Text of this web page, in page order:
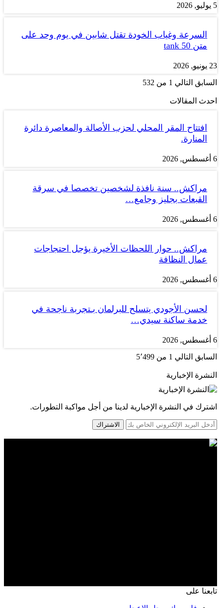
5 يوليو, 2026
السرعة وغياب الخودة تقتل شابين في يوم وحد على
متن tank 50
23 يونيو, 2026
السابق التالي 1 من 532
احدث المقالات
افتتاح المقر المحلي لحزب الأصالة والمعاصرة دائرة
المنارة.
6 أغسطس, 2026
مراكش.. سنة نافذة لشخصين تخصصا في سرقة
القبعات بجليز وجامع…
6 أغسطس, 2026
مراكش.. حوار اللحظات الأخيرة يؤجل احتجاجات
عمال النظافة
6 أغسطس, 2026
لحسن الأجودي يتسلح للبرلمان بـتجربة ناجحة في
خدمة ساكنة سيدي…
6 أغسطس, 2026
السابق التالي 1 من 5٬499
النشرة الإخبارية
اشترك في النشرة الإخبارية لدينا من أجل مواكبة التطورات.
الاشتراك
تابعنا على